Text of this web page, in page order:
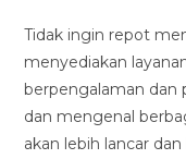
Tidak ingin repot
menyediakan
berpengalaman dan
dan mengenal
akan lebih lancar